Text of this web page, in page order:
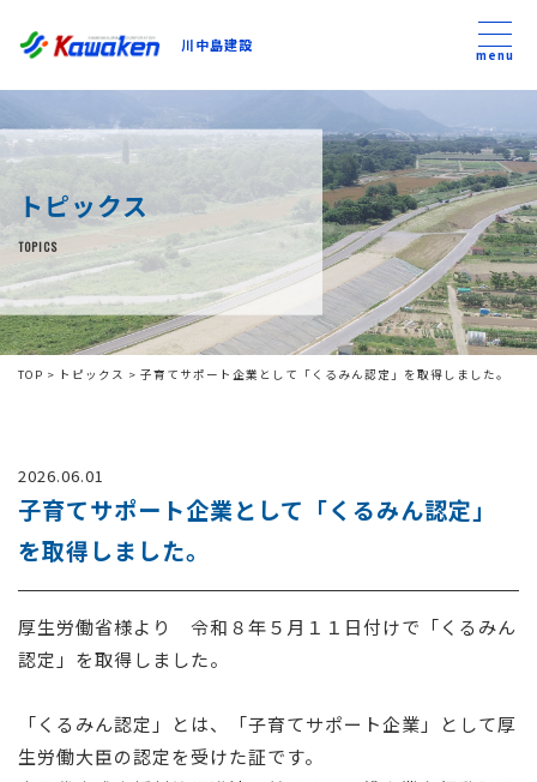
川中島建設
川中島建設
トップ
トピックス
事業内容
私たちについて
コンテンツ
お問い合わせ
menu
トピックス
TOPICS
TOP > トピックス > 子育てサポート企業として「くるみん認定」を取得しました。
2026.06.01
子育てサポート企業として「くるみん認定」
を取得しました。
厚生労働省様より 令和８年５月１１日付けで「くるみん
認定」を取得しました。
「くるみん認定」とは、「子育てサポート企業」として厚
生労働大臣の認定を受けた証です。